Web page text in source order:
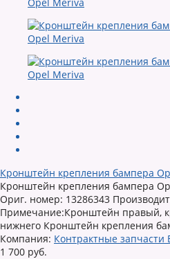
Кронштейн крепления бампера
Кронштейн крепления бампера
Ориг. номер: 13286343
Примечание:Кронштейн правый,
нижнего Кронштейн крепления
Компания: Контрактные запчасти
1 700 руб.